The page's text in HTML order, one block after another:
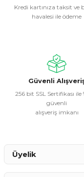
Ürün resmi
Ürün fiyatı diğer
Bu ürüne benzer
Kredi kartınıza taksit ve
havalesi ile ödeme
Güvenli
256 bit SSL Sertifikası ile
güvenli
alışveriş imkanı
Üyelik